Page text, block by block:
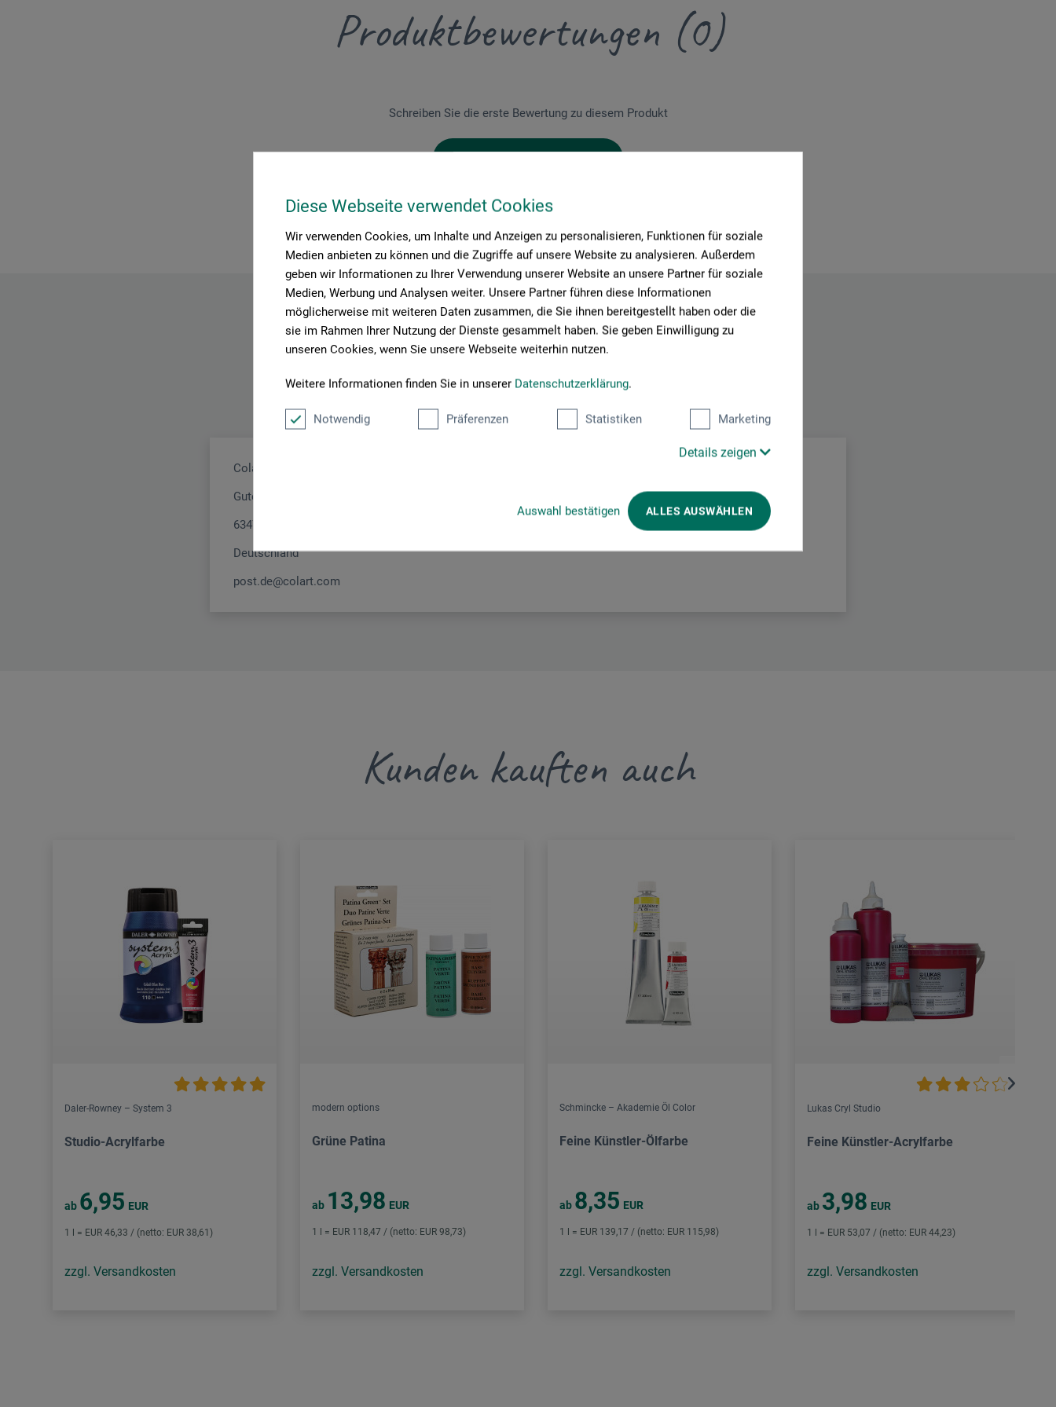
Diese Webseite verwendet Cookies
Wir verwenden Cookies, um Inhalte und Anzeigen zu personalisieren, Funktionen für soziale
Medien anbieten zu können und die Zugriffe auf unsere Website zu analysieren. Außerdem
geben wir Informationen zu Ihrer Verwendung unserer Website an unsere Partner für soziale
Medien, Werbung und Analysen weiter. Unsere Partner führen diese Informationen
möglicherweise mit weiteren Daten zusammen, die Sie ihnen bereitgestellt haben oder die
sie im Rahmen Ihrer Nutzung der Dienste gesammelt haben. Sie geben Einwilligung zu
unseren Cookies, wenn Sie unsere Webseite weiterhin nutzen.
Weitere Informationen finden Sie in unserer Datenschutzerklärung.
Notwendig Präferenzen Statistiken Marketing
Details zeigen
Auswahl bestätigen ALLES AUSWÄHLEN
Produktbewertungen (0)
Schreiben Sie die erste Bewertung zu diesem Produkt
Hersteller-Kontakt
Hier finden Sie die Kontaktdaten des Herstellers zu diesem Produkt.
Colart Northern Europe GmbH
Gutenbergstr. 4
63477 Maintal
Deutschland
post.de@colart.com
Kunden kauften auch
Daler-Rowney – System 3
Studio-Acrylfarbe
ab 6,95 EUR
1 l = EUR 46,33 / (netto: EUR 38,61)
zzgl. Versandkosten
modern options
Grüne Patina
ab 13,98 EUR
1 l = EUR 118,47 / (netto: EUR 98,73)
zzgl. Versandkosten
Schmincke – Akademie Öl Color
Feine Künstler-Ölfarbe
ab 8,35 EUR
1 l = EUR 139,17 / (netto: EUR 115,98)
zzgl. Versandkosten
Lukas Cryl Studio
Feine Künstler-Acrylfarbe
ab 3,98 EUR
1 l = EUR 53,07 / (netto: EUR 44,23)
zzgl. Versandkosten